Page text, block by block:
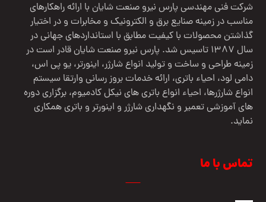
شرکت فنی مهندسي پارس نيرو صنعت شایان با ارائه راهکارهای
مناسب در زمینه صنایع برق و الکترونیک و مخابرات و در اختیار
گذاشتن محصولات با کیفیت مطابق با استانداردهای جهانی در
سال 1387 تاسیس شد. پارس نیرو صنعت شایان قادر است در
زمینه طراحی و ساخت و تولید انواع شارژر، اینورتر، یو پی اس،
دامی لود، احیاء باتری، ارائه خدمات بروز رسانی وارتقا سیستم
انواع شارژرها، احیاء انواع باتری های نیکل کادمیوم، برگزاری دوره
های آموزشی تعمیر و نگهداری شارژر و اینورتر و باتری همکاری
نماید.
تماس با ما